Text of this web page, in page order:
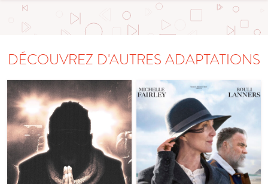
DÉCOUVREZ D'AUTRES ADAPTATIONS